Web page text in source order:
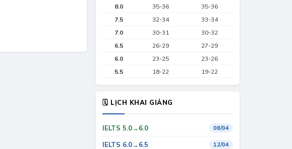
8.0
35-36
35-36
7.5
32-34
33-34
7.0
30-31
30-32
6.5
26-29
27-29
6.0
23-25
23-26
5.5
18-22 19-22
🗓 LỊCH KHAI GIẢNG
IELTS 5.0→6.0 08/04
IELTS 6.0→6.5 12/04